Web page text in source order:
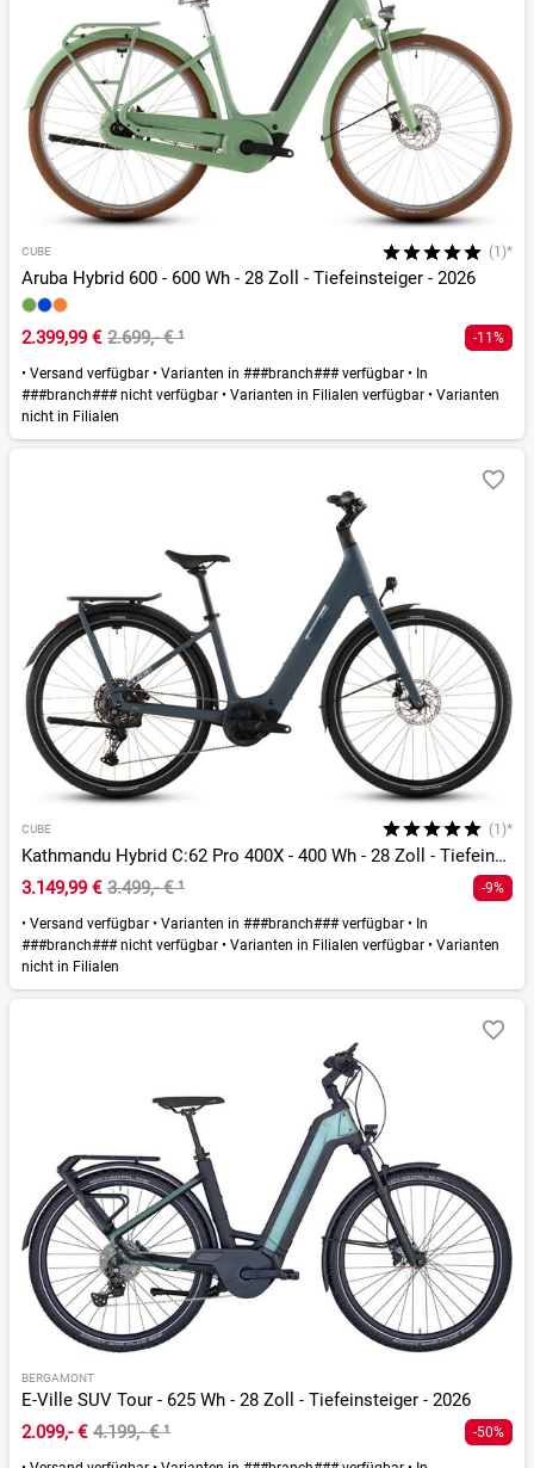
CUBE (1)*
Aruba Hybrid 600 - 600 Wh - 28 Zoll - Tiefeinsteiger - 2026
2.399,99 € 2.699,- €¹ -11%
• Versand verfügbar • Varianten in ###branch### verfügbar • In
###branch### nicht verfügbar • Varianten in Filialen verfügbar • Varianten
nicht in Filialen
CUBE (1)*
Kathmandu Hybrid C:62 Pro 400X - 400 Wh - 28 Zoll - Tiefeinsteiger - 2026
3.149,99 € 3.499,- €¹ -9%
• Versand verfügbar • Varianten in ###branch### verfügbar • In
###branch### nicht verfügbar • Varianten in Filialen verfügbar • Varianten
nicht in Filialen
BERGAMONT
E-Ville SUV Tour - 625 Wh - 28 Zoll - Tiefeinsteiger - 2026
2.099,- € 4.199,- €¹ -50%